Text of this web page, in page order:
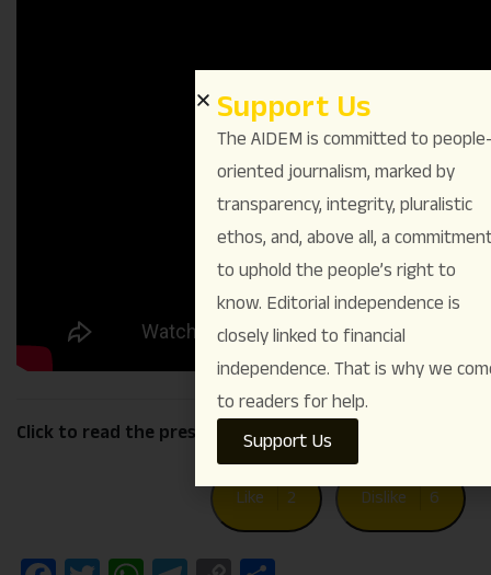
Click to read the press release inEnglish
Like 2 Dislike 6
Support Us
The AIDEM is committed to
oriented journalism, marked by
transparency, integrity, pluralistic
ethos, and, above all, a
to uphold the people’s right to
know. Editorial independence is
closely linked to financial
independence. That is why we
to readers for help.
Support Us